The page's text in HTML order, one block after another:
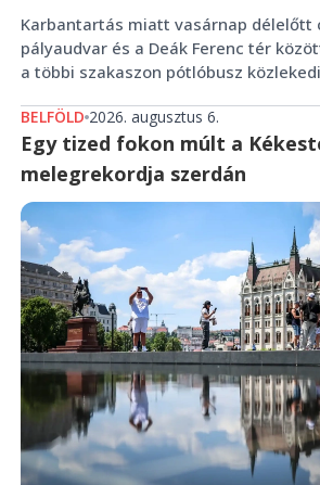
Karbantartás miatt vasárnap délelőtt
pályaudvar és a Deák Ferenc tér
a többi szakaszon pótlóbusz
BELFÖLD 2026. augusztus 6.
Egy tized fokon múlt a
melegrekordja szerdán